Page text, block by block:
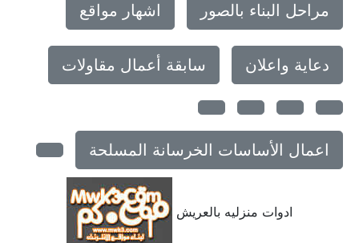
مراحل البناء بالصور اشهار مواقع
دعاية واعلان سابقة أعمال مقاولات
اعمال الأساسات الخرسانة المسلحة
ادوات منزليه بالعريش